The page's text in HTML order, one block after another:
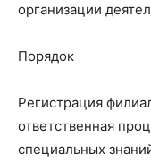
организации
Порядок
Регистрация
ответственная
специальных